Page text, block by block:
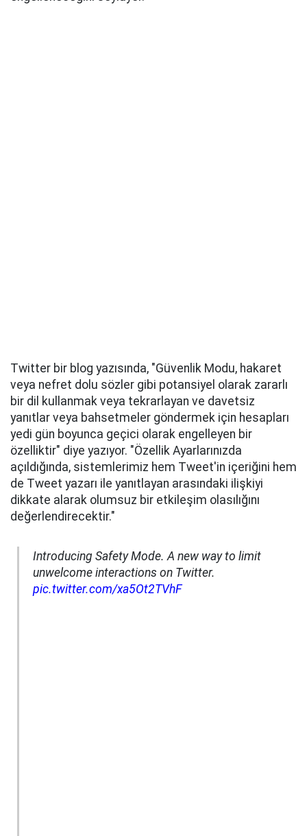
Twitter bir blog yazısında, "Güvenlik Modu, hakaret
veya nefret dolu sözler gibi potansiyel olarak zararlı
bir dil kullanmak veya tekrarlayan ve davetsiz
yanıtlar veya bahsetmeler göndermek için hesapları
yedi gün boyunca geçici olarak engelleyen bir
özelliktir" diye yazıyor. "Özellik Ayarlarınızda
açıldığında, sistemlerimiz hem Tweet'in içeriğini hem
de Tweet yazarı ile yanıtlayan arasındaki ilişkiyi
dikkate alarak olumsuz bir etkileşim olasılığını
değerlendirecektir."
Introducing Safety Mode. A new way to limit
unwelcome interactions on Twitter.
pic.twitter.com/xa5Ot2TVhF